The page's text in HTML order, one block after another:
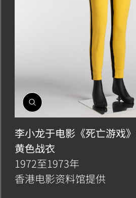
開
啟
簿
李小龙于电影《死亡游戏
黄色战衣
1972至1973年
香港电影资料馆提供